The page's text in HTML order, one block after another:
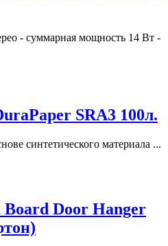
- суммарная мощность 14 Вт -
SRA3 100л.
синтетического материала ...
Door Hanger